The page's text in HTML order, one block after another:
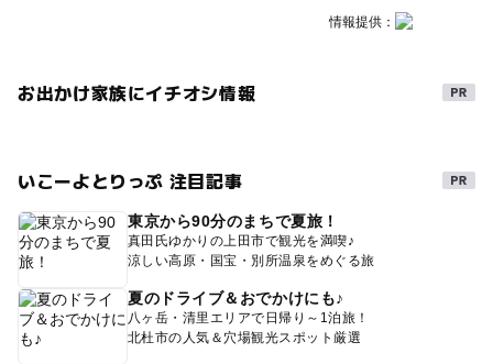
情報提供：
お出かけ家族にイチオシ情報
いこーよとりっぷ 注目記事
東京から90分のまちで夏旅！
真田氏ゆかりの上田市で観光を満喫♪
涼しい高原・国宝・別所温泉をめぐる旅
夏のドライブ＆おでかけにも♪
八ヶ岳・清里エリアで日帰り～1泊旅！
北杜市の人気＆穴場観光スポット厳選